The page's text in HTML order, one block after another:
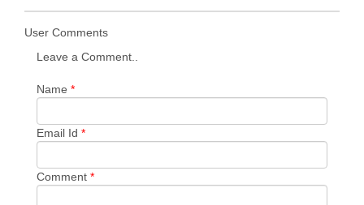
User Comments
Leave a Comment..
Name *
Email Id *
Comment *